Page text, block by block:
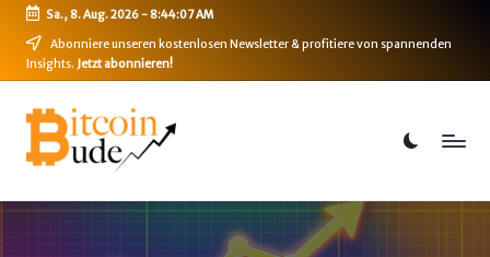
Skip
Sa., 8. Aug. 2026-8:44:07 AM
Abonniere unseren kostenlosen Newsletter & profitiere von spannenden
Insights. Jetzt abonnieren!
B
i
t
Bitcoin,
Ethereum,
DeFi
mehr